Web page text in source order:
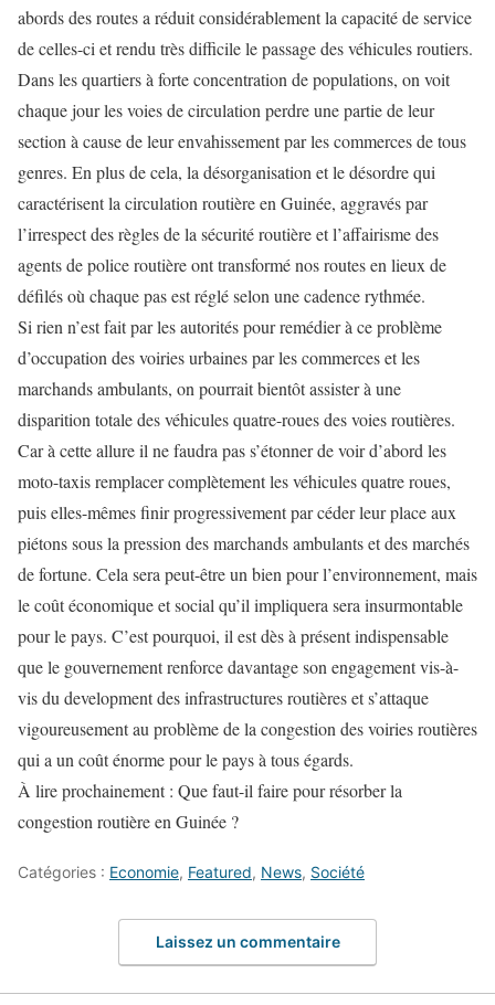
abords des routes a réduit considérablement la capacité de service
de celles-ci et rendu très difficile le passage des véhicules routiers.
Dans les quartiers à forte concentration de populations, on voit
chaque jour les voies de circulation perdre une partie de leur
section à cause de leur envahissement par les commerces de tous
genres. En plus de cela, la désorganisation et le désordre qui
caractérisent la circulation routière en Guinée, aggravés par
l’irrespect des règles de la sécurité routière et l’affairisme des
agents de police routière ont transformé nos routes en lieux de
défilés où chaque pas est réglé selon une cadence rythmée.
Si rien n’est fait par les autorités pour remédier à ce problème
d’occupation des voiries urbaines par les commerces et les
marchands ambulants, on pourrait bientôt assister à une
disparition totale des véhicules quatre-roues des voies routières.
Car à cette allure il ne faudra pas s’étonner de voir d’abord les
moto-taxis remplacer complètement les véhicules quatre roues,
puis elles-mêmes finir progressivement par céder leur place aux
piétons sous la pression des marchands ambulants et des marchés
de fortune. Cela sera peut-être un bien pour l’environnement, mais
le coût économique et social qu’il impliquera sera insurmontable
pour le pays. C’est pourquoi, il est dès à présent indispensable
que le gouvernement renforce davantage son engagement vis-à-
vis du development des infrastructures routières et s’attaque
vigoureusement au problème de la congestion des voiries routières
qui a un coût énorme pour le pays à tous égards.
À lire prochainement : Que faut-il faire pour résorber la
congestion routière en Guinée ?
Catégories : Economie, Featured, News, Société
Laissez un commentaire